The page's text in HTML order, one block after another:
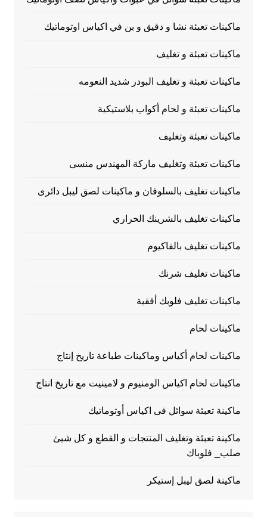
ماكينات تعبئة نشا و دقيق و بن في اكياس اوتوماتيك
ماكينات تعبئة و تغليف
ماكينات تعبئة و تغليف البودر شديد النعومه
ماكينات تعبئة و لحام أكواب بلاستيكية
ماكينات تعبئة وتغليف
ماكينات تعبئة وتغليف ماركة المهندس منسى
ماكينات تغليف بالسلوفان و ماكينات لصق ليبل دائرى
ماكينات تغليف بالشرينك الحراري
ماكينات تغليف بالفاكيوم
ماكينات تغليف شرنك
ماكينات تغليف فلوبك أفقية
ماكينات لحام
ماكينات لحام أكياس وماكينات طباعة تاريخ إنتاج
ماكينات لحام اكياس الومنيوم و لامينيت مع تاريخ انتاج
ماكينة تعبئة سوائل فى اكياس أوتوماتيك
ماكينة تعبئة وتغليف المنتجات و القطع و كل شيئ
صلب_ فلوباك
ماكينة لصق ليبل إستيكر